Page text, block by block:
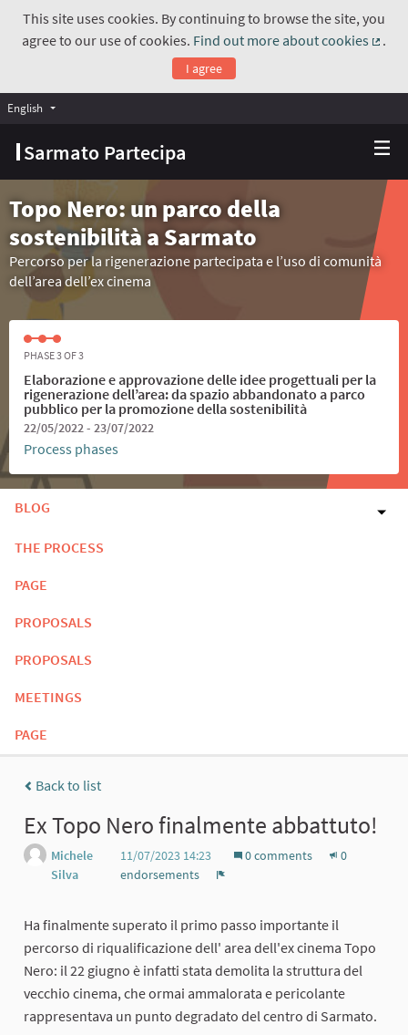
This site uses cookies. By continuing to browse the site, you
agree to our use of cookies. Find out more about cookies
.
I agree
Sarmato Partecipa
English Choose language
Topo Nero: un parco della
sostenibilità a Sarmato
Percorso per la rigenerazione partecipata e l’uso di comunità
dell’area dell’ex cinema
PHASE 3 OF 3
Elaborazione e approvazione delle idee progettuali per la
rigenerazione dell’area: da spazio abbandonato a parco
pubblico per la promozione della sostenibilità
22/05/2022 - 23/07/2022
Process phases
BLOG
THE PROCESS
PAGE
PROPOSALS
PROPOSALS
MEETINGS
PAGE
Back to list
Ex Topo Nero finalmente abbattuto!
Michele
Silva
11/07/2023 14:23 0 comments
0
endorsements
Ha finalmente superato il primo passo importante il
percorso di riqualificazione dell' area dell'ex cinema Topo
Nero: il 22 giugno è infatti stata demolita la struttura del
vecchio cinema, che ormai ammalorata e pericolante
rappresentava un punto degradato del centro di Sarmato.